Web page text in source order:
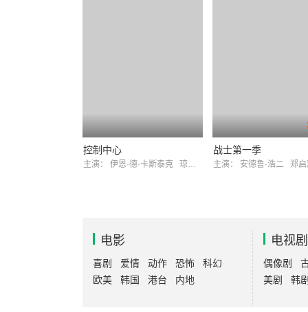
控制中心
主演： 伊恩·德·卡斯泰克 琼安娜·范德汉姆
战士第一季
主演： 安德鲁·浩二 郑
电影
喜剧 爱情 动作 恐怖
科幻
欧美
韩国 港台 内地
电视剧
偶像剧
美剧
韩